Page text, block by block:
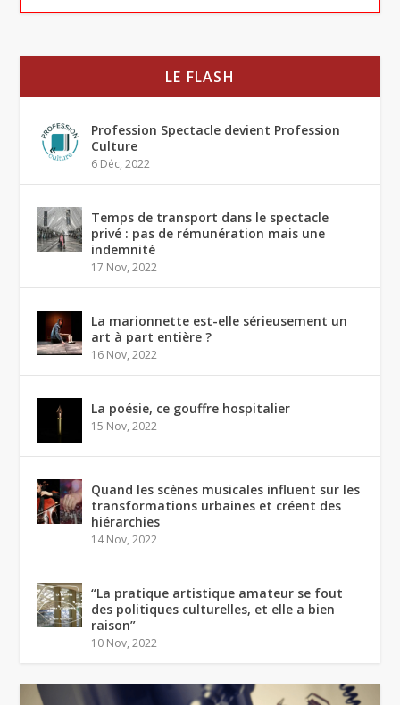
LE FLASH
Profession Spectacle devient Profession
Culture
6 Déc, 2022
Temps de transport dans le spectacle
privé : pas de rémunération mais une
indemnité
17 Nov, 2022
La marionnette est-elle sérieusement un
art à part entière ?
16 Nov, 2022
La poésie, ce gouffre hospitalier
15 Nov, 2022
Quand les scènes musicales influent sur les
transformations urbaines et créent des
hiérarchies
14 Nov, 2022
“La pratique artistique amateur se fout
des politiques culturelles, et elle a bien
raison”
10 Nov, 2022